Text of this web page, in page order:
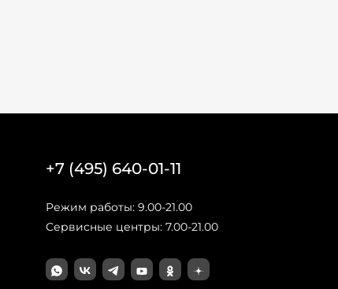
+7 (495) 640-01-11
Режим работы: 9.00-21.00
Сервисные центры: 7.00-21.00